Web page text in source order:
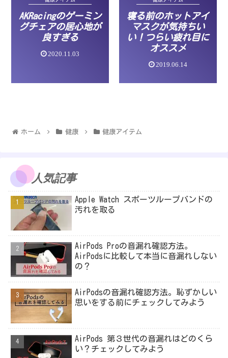
AKRacingのゲーミン
グチェアの居心地が
良すぎる
2020.11.03
寝る前のホットアイ
マスクが気持ちい
い！つらい疲れ目に
オススメ
2019.06.14
ホーム 健康 健康アイテム
人気記事
Apple Watch スポーツループバンドの
汚れを取る
AirPods Proの音漏れ確認方法。
AirPodsに比較して本当に音漏れしない
の？
AirPodsの音漏れ確認方法。恥ずかしい
思いをする前にチェックしてみよう
AirPods 第３世代の音漏れはどのくら
い？チェックしてみよう